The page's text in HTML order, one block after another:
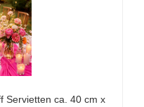
Servietten ca. 40 cm x